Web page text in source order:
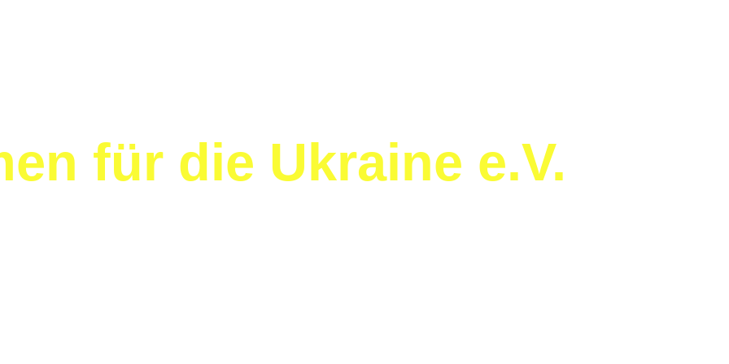
für die Ukraine e.V.